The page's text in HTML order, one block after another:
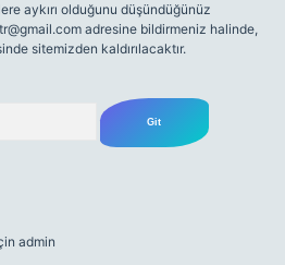
aykırı olduğunu düşündüğünüz
adresine bildirmeniz halinde,
sitemizden kaldırılacaktır.
admin